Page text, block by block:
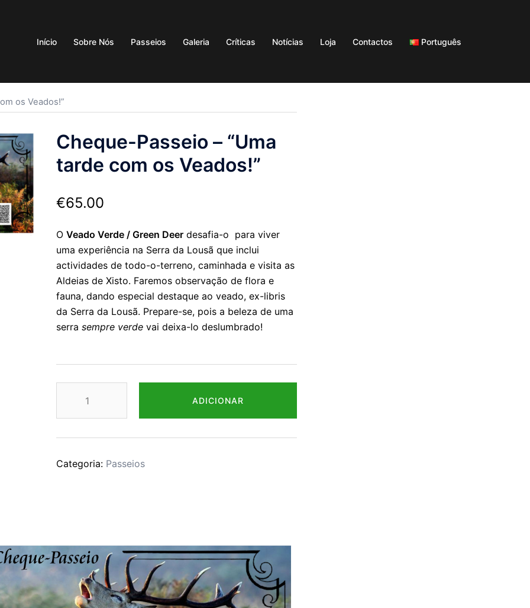
Início Sobre Nós Passeios Galeria Críticas Notícias Loja Contactos Português
os Veados!”
Cheque-Passeio – “Uma
tarde com os Veados!”
€65.00
O Veado Verde / Green Deerdesafia-o para viver
uma experiência na Serra da Lousã que inclui
actividades de todo-o-terreno, caminhada e visita as
Aldeias de Xisto. Faremos observação de flora e
fauna, dando especial destaque ao veado, ex-libris
da Serra da Lousã. Prepare-se, pois a beleza de uma
serra sempre verdevai deixa-lo deslumbrado!
Cheque-
Passeio
"Uma
ADICIONAR
Categoria: Passeios